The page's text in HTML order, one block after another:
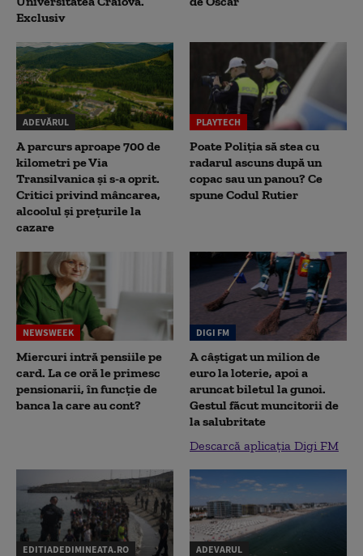
Exclusiv
ADEVĂRUL
A parcurs aproape 700 de
kilometri pe Via
Transilvanica și s-a oprit.
Critici privind mâncarea,
alcoolul și prețurile la
cazare
PLAYTECH
Poate Poliția să stea cu
radarul ascuns după un
copac sau un panou? Ce
spune Codul Rutier
NEWSWEEK
Miercuri intră pensiile pe
card. La ce oră le primesc
pensionarii, în funcție de
banca la care au cont?
DIGI FM
A câștigat un milion de
euro la loterie, apoi a
aruncat biletul la gunoi.
Gestul făcut muncitorii de
la salubritate
Descarcă aplicația Digi FM
EDITIADEDIMINEATA.RO ADEVARUL